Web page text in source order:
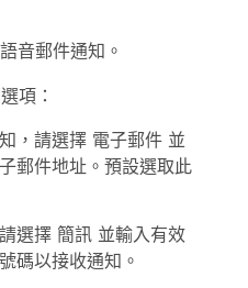
音郵件通知 。
項：
，請選擇 電子郵件 並
郵件地址。預設選取此
選擇 簡訊 並輸入有效
碼以接收通知。